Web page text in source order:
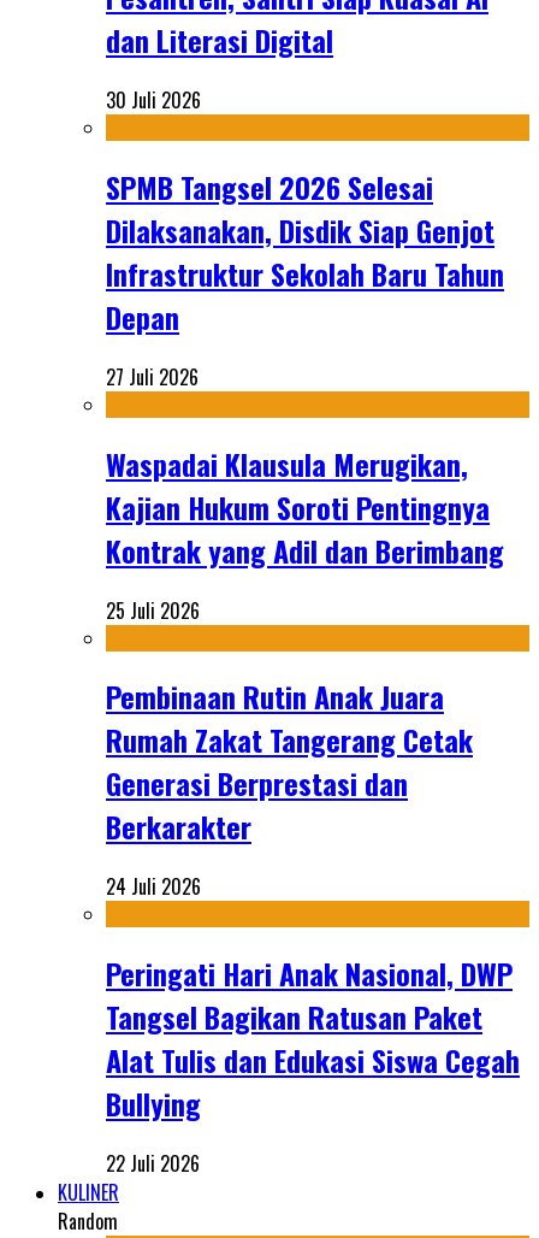
dan Literasi Digital
30 Juli 2026
SPMB Tangsel 2026 Selesai
Dilaksanakan, Disdik Siap Genjot
Infrastruktur Sekolah Baru Tahun
Depan
27 Juli 2026
Waspadai Klausula Merugikan,
Kajian Hukum Soroti Pentingnya
Kontrak yang Adil dan Berimbang
25 Juli 2026
Pembinaan Rutin Anak Juara
Rumah Zakat Tangerang Cetak
Generasi Berprestasi dan
Berkarakter
24 Juli 2026
Peringati Hari Anak Nasional, DWP
Tangsel Bagikan Ratusan Paket
Alat Tulis dan Edukasi Siswa Cegah
Bullying
22 Juli 2026
KULINER
Random